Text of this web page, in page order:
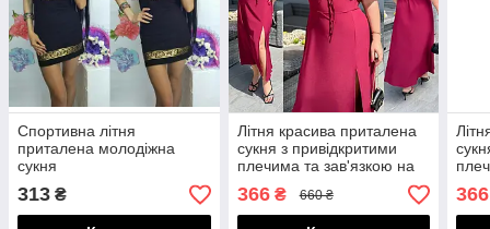
Спортивна літня
приталена молодіжна
сукня
313 ₴
Літня красива приталена
сукня з привідкритими
плечима та зав'язкою на
ліфі, батал великі розміри
366₴ 660 ₴ 366